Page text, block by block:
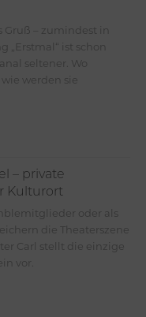
Gruß – zumindest in
„Erstmal“ ist schon
seltener. Wo
werden sie
– private
Kulturort
oder als
die Theaterszene
Carl stellt die einzige
vor.